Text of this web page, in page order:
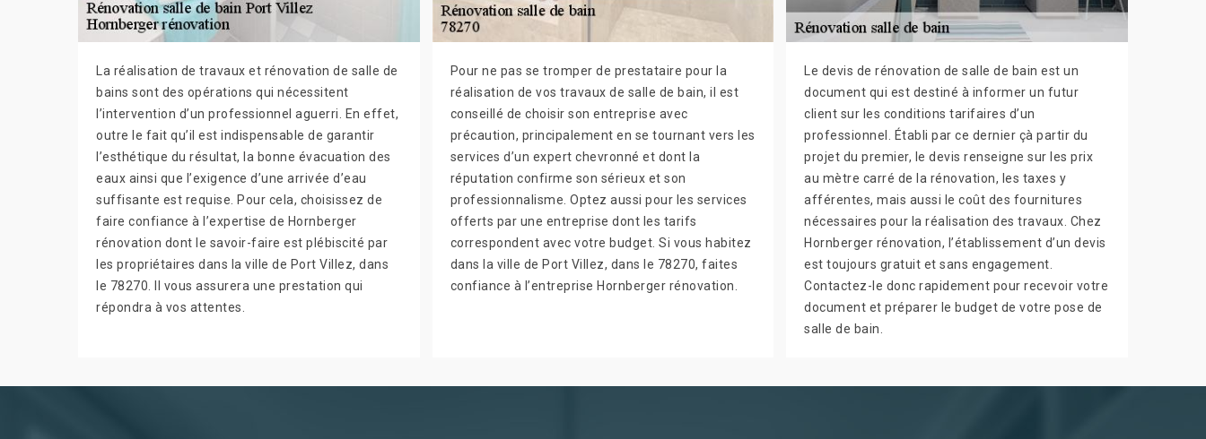
La réalisation de travaux et rénovation de salle de
bains sont des opérations qui nécessitent
l’intervention d’un professionnel aguerri. En effet,
outre le fait qu’il est indispensable de garantir
l’esthétique du résultat, la bonne évacuation des
eaux ainsi que l’exigence d’une arrivée d’eau
suffisante est requise. Pour cela, choisissez de
faire confiance à l’expertise de Hornberger
rénovation dont le savoir-faire est plébiscité par
les propriétaires dans la ville de Port Villez, dans
le 78270. Il vous assurera une prestation qui
répondra à vos attentes.
Pour ne pas se tromper de prestataire pour la
réalisation de vos travaux de salle de bain, il est
conseillé de choisir son entreprise avec
précaution, principalement en se tournant vers les
services d’un expert chevronné et dont la
réputation confirme son sérieux et son
professionnalisme. Optez aussi pour les services
offerts par une entreprise dont les tarifs
correspondent avec votre budget. Si vous habitez
dans la ville de Port Villez, dans le 78270, faites
confiance à l’entreprise Hornberger rénovation.
Le devis de rénovation de salle de bain est un
document qui est destiné à informer un futur
client sur les conditions tarifaires d’un
professionnel. Établi par ce dernier çà partir du
projet du premier, le devis renseigne sur les prix
au mètre carré de la rénovation, les taxes y
afférentes, mais aussi le coût des fournitures
nécessaires pour la réalisation des travaux. Chez
Hornberger rénovation, l’établissement d’un devis
est toujours gratuit et sans engagement.
Contactez-le donc rapidement pour recevoir votre
document et préparer le budget de votre pose de
salle de bain.